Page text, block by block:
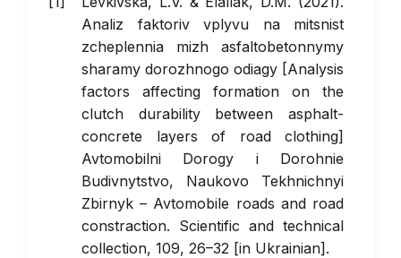
Analiz faktoriv vplyvu na mitsnist
zcheplennia mizh asfaltobetonnymy
sharamy dorozhnogo odiagy [Analysis
factors affecting formation on the
clutch durability between asphalt-
concrete layers of road clothing]
Avtomobilni Dorogy i Dorohnie
Budivnytstvo, Naukovo Tekhnichnyi
Zbirnyk – Avtomobile roads and road
constraction. Scientific and technical
collection, 109, 26–32 [in Ukrainian].